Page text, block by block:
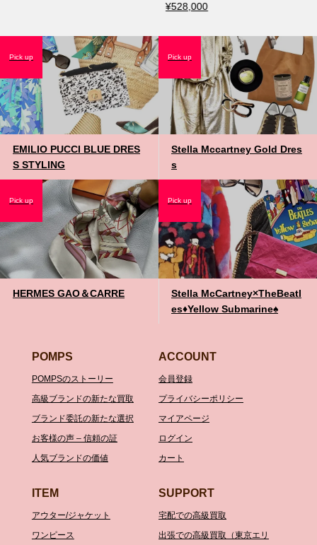
¥528,000
EMILIO PUCCI BLUE DRES
S STYLING
Pick up
Stella Mccartney Gold Dres
s
Pick up
HERMES GAO＆CARRE
Pick up
Stella McCartney×TheBeatl
es♦️Yellow Submarine♠️
Pick up
POMPS
POMPSのストーリー
高級ブランドの新たな買取
ブランド委託の新たな選択
お客様の声 – 信頼の証
人気ブランドの価値
ACCOUNT
会員登録
プライバシーポリシー
マイアページ
ログイン
カート
ITEM
アウター/ジャケット
ワンピース
SUPPORT
宅配での高級買取
出張での高級買取（東京エリ